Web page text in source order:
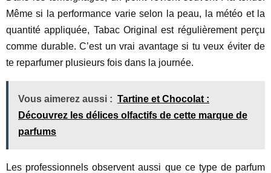
Même si la performance varie selon la peau, la météo et la
quantité appliquée, Tabac Original est régulièrement perçu
comme durable. C’est un vrai avantage si tu veux éviter de
te reparfumer plusieurs fois dans la journée.
Vous aimerez aussi : Tartine et Chocolat :
Découvrez les délices olfactifs de cette marque de
parfums
Les professionnels observent aussi que ce type de parfum